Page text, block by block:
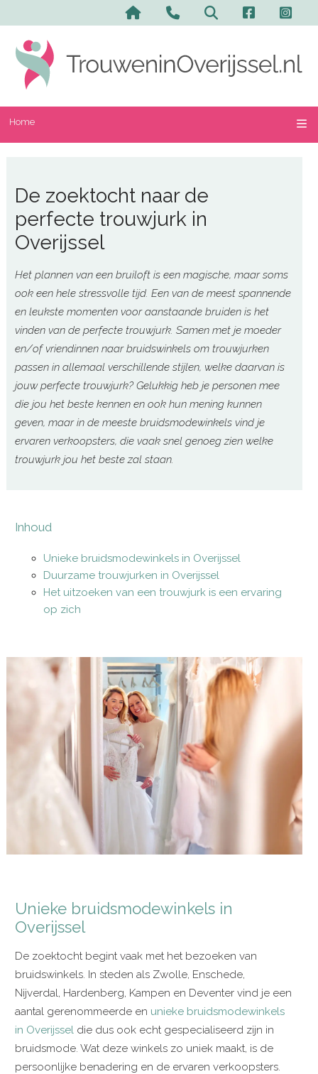
Home
De zoektocht naar de
perfecte trouwjurk in
Overijssel
Het plannen van een bruiloft is een magische, maar soms
ook een hele stressvolle tijd. Een van de meest spannende
en leukste momenten voor aanstaande bruiden is het
vinden van de perfecte trouwjurk. Samen met je moeder
en/of vriendinnen naar bruidswinkels om trouwjurken
passen in allemaal verschillende stijlen, welke daarvan is
jouw perfecte trouwjurk? Gelukkig heb je personen mee
die jou het beste kennen en ook hun mening kunnen
geven, maar in de meeste bruidsmodewinkels vind je
ervaren verkoopsters, die vaak snel genoeg zien welke
trouwjurk jou het beste zal staan.
Inhoud
Unieke bruidsmodewinkels in Overijssel
Duurzame trouwjurken in Overijssel
Het uitzoeken van een trouwjurk is een ervaring
op zich
Unieke bruidsmodewinkels in
Overijssel
De zoektocht begint vaak met het bezoeken van
bruidswinkels. In steden als Zwolle, Enschede,
Nijverdal, Hardenberg, Kampen en Deventer vind je een
aantal gerenommeerde en unieke bruidsmodewinkels
in Overijssel die dus ook echt gespecialiseerd zijn in
bruidsmode. Wat deze winkels zo uniek maakt, is de
persoonlijke benadering en de ervaren verkoopsters.